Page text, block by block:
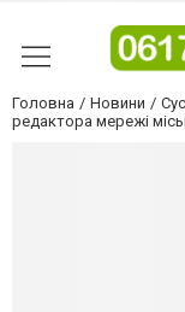
Головна Новини
редактора мережі